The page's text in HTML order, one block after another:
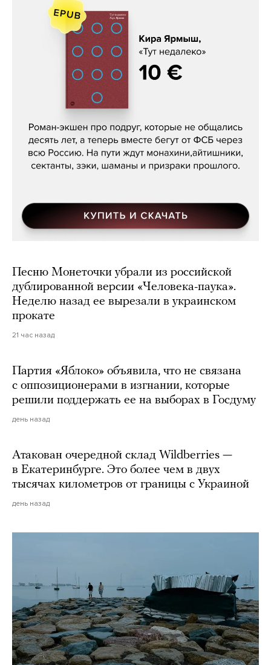
Кира Ярмыш, «Тут недалеко»
Песню Монеточки убрали из российской
дублированной версии «Человека-паука».
Неделю назад ее вырезали в украинском
прокате
21 час назад
Партия «Яблоко» объявила, что не связана
с оппозиционерами в изгнании, которые
решили поддержать ее на выборах в Госдуму
день назад
Атакован очередной склад Wildberries —
в Екатеринбурге. Это более чем в двух
тысячах километров от границы с Украиной
день назад